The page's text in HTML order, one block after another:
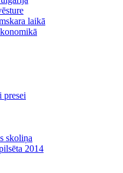
laikā
presei
skoliņa
2014